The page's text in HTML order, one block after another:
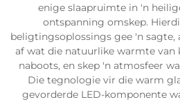
enige slaapruimte in 'n
ontspanning omskep.
beligtingsoplossings gee 'n
af wat die natuurlike warmte van
naboots, en skep 'n atmosfeer
Die tegnologie vir die warm
gevorderde LED-komponente